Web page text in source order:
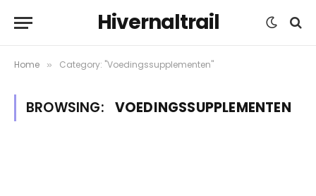
Hivernaltrail
Home » Category: "Voedingssupplementen"
BROWSING: VOEDINGSSUPPLEMENTEN